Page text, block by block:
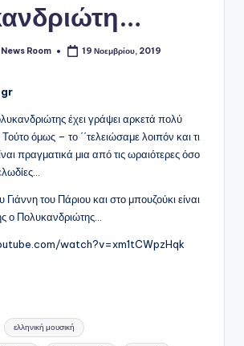
News Room 19 Νοεμβρίου, 2019
έχει γράψει αρκετά πολύ
όμως – το ΄΄τελειώσαμε λοιπόν και τι
πραγματικά μια από τις ωραιότερες όσο
Γιάννη του Πάριου και στο μπουζούκι είναι
ο Πολυκανδριώτης…
watch?v=xm1tCWpzHqk
ελληνική μουσική